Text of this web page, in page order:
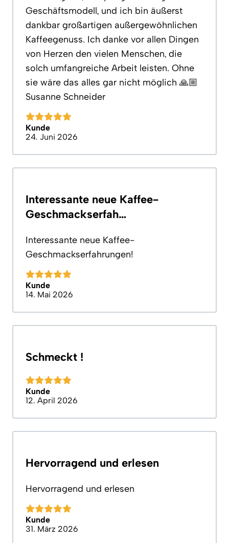
Geschäftsmodell, und ich bin äußerst
dankbar großartigen außergewöhnlichen
Kaffeegenuss. Ich danke vor allen Dingen
von Herzen den vielen Menschen, die
solch umfangreiche Arbeit leisten. Ohne
sie wäre das alles gar nicht möglich 🙏🏼
Susanne Schneider
Kunde
24. Juni 2026
Interessante neue Kaffee-
Geschmackserfah…
Interessante neue Kaffee-
Geschmackserfahrungen!
Kunde
14. Mai 2026
Schmeckt !
Kunde
12. April 2026
Hervorragend und erlesen
Hervorragend und erlesen
Kunde
31. März 2026